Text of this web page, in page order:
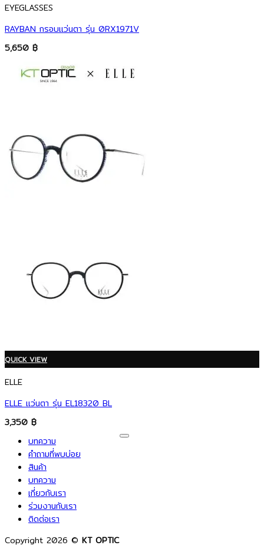
EYEGLASSES
RAYBAN กรอบแว่นตา รุ่น 0RX1971V
5,650 ฿
QUICK VIEW
ELLE
ELLE แว่นตา รุ่น EL18320 BL
3,350 ฿
บทความ
คำถามที่พบบ่อย
สินค้า
บทความ
เกี่ยวกับเรา
ร่วมงานกับเรา
ติดต่อเรา
Copyright 2026 © KT OPTIC